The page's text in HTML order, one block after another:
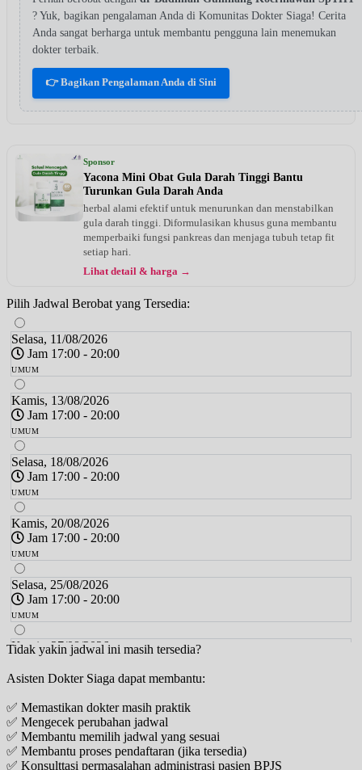
? Yuk, bagikan pengalaman Anda di Komunitas Dokter Siaga! Cerita
Anda sangat berharga untuk membantu pengguna lain menemukan
dokter terbaik.
👉 Bagikan Pengalaman Anda di Sini
Sponsor
Yacona Mini Obat Gula Darah Tinggi Bantu
Turunkan Gula Darah Anda
herbal alami efektif untuk menurunkan dan menstabilkan
gula darah tinggi. Diformulasikan khusus guna membantu
memperbaiki fungsi pankreas dan menjaga tubuh tetap fit
setiap hari.
Lihat detail & harga →
Pilih Jadwal Berobat yang Tersedia:
Selasa, 11/08/2026
Jam 17:00 - 20:00
UMUM
Kamis, 13/08/2026
Jam 17:00 - 20:00
UMUM
Selasa, 18/08/2026
Jam 17:00 - 20:00
UMUM
Kamis, 20/08/2026
Jam 17:00 - 20:00
UMUM
Selasa, 25/08/2026
Jam 17:00 - 20:00
UMUM
Kamis, 27/08/2026
Jam 17:00 - 20:00
UMUM
Selasa, 01/09/2026
Jam 17:00 - 20:00
UMUM
Tidak yakin jadwal ini masih tersedia?
Asisten Dokter Siaga dapat membantu:
✅ Memastikan dokter masih praktik
✅ Mengecek perubahan jadwal
✅ Membantu memilih jadwal yang sesuai
✅ Membantu proses pendaftaran (jika tersedia)
✅ Konsulttasi permasalahan administrasi pasien BPJS